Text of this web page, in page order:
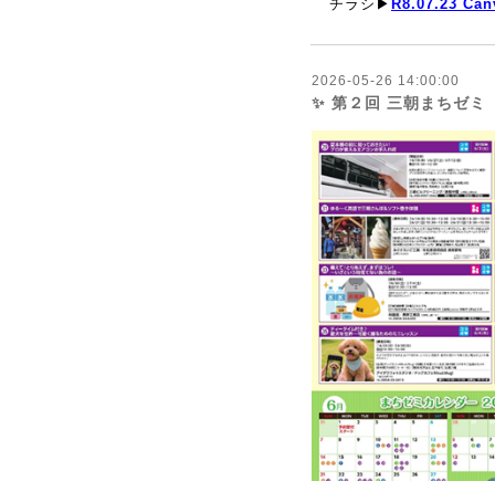
チラシ▶ R8.07.23
2026-05-26 14:00:00
✨ 第２回 三朝まちゼ